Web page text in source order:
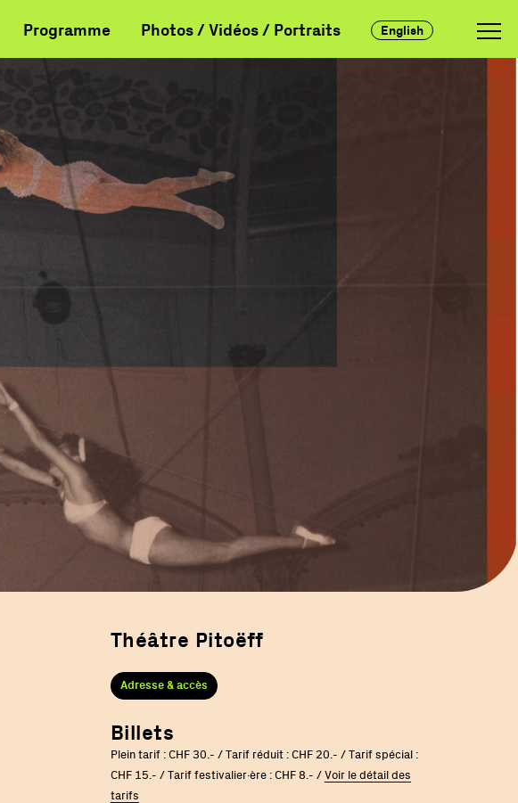
Théâtre Pitoëff
Adresse & accès
Billets
Plein tarif : CHF 30.- / Tarif réduit : CHF 20.- / Tarif spécial :
CHF 15.- / Tarif festivalier·ère : CHF 8.- / Voir le détail des
tarifs
Programme Photos / Vidéos / Portraits English